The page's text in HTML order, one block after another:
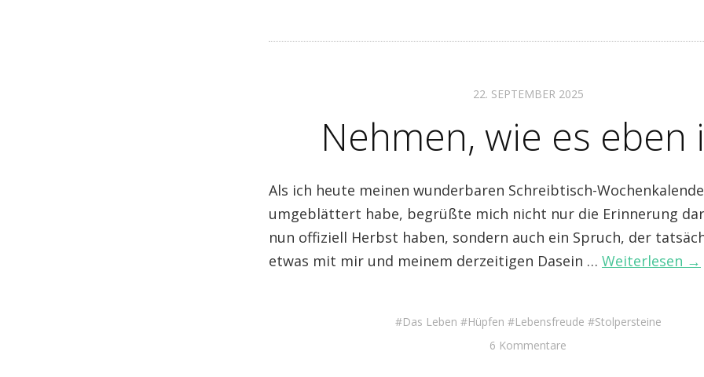
22. SEPTEMBER 2025
Nehmen, wie es eben
Als ich heute meinen wunderbaren Schreibtisch-
umgeblättert habe, begrüßte mich nicht nur die Erinnerung
nun offiziell Herbst haben, sondern auch ein Spruch, der
etwas mit mir und meinem derzeitigen Dasein … Weiterlesen →
Das Leben Hüpfen Lebensfreude
Stolpersteine
6 Kommentare